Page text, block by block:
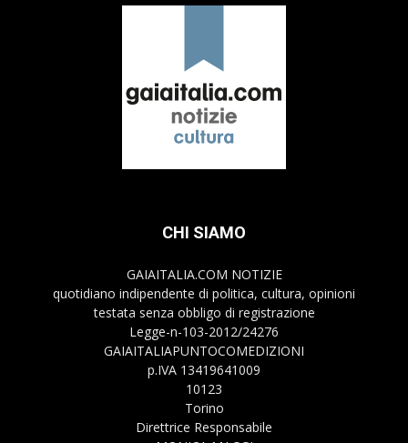
CHI SIAMO
GAIAITALIA.COM NOTIZIE
quotidiano indipendente di politica, cultura, opinioni
testata senza obbligo di registrazione
Legge-n-103-2012/24276
GAIAITALIAPUNTOCOMEDIZIONI
p.IVA 13419641009
10123
Torino
Direttrice Responsabile